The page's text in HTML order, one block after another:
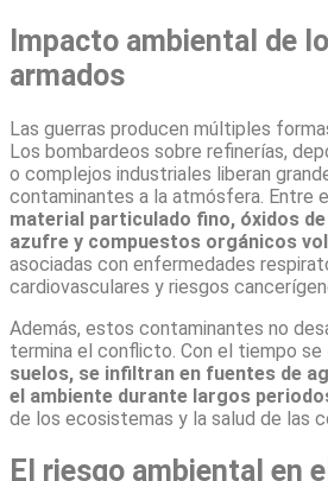
Impacto ambiental de
armados
Las guerras producen múltiples
Los bombardeos sobre refinerías,
o complejos industriales liberan
contaminantes a la atmósfera. Entre
material particulado fino, óxidos
azufre y compuestos orgánicos
asociadas con enfermedades
cardiovasculares y riesgos
Además, estos contaminantes no
termina el conflicto. Con el tiempo se
suelos, se infiltran en fuentes de
el ambiente durante largos
de los ecosistemas y la salud de las
El riesgo ambiental en